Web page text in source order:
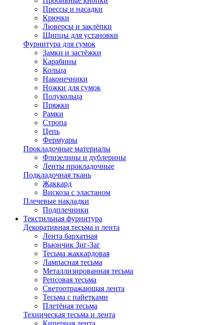
Прессы и насадки
Крючки
Люверсы и заклёпки
Щипцы для установки
Фурнитура для сумок
Замки и застёжки
Карабины
Кольца
Наконечники
Ножки для сумок
Полукольца
Пряжки
Рамки
Стропа
Цепь
Фермуары
Прокладочные материалы
Флизелины и дублерины
Ленты прокладочные
Подкладочная ткань
Жаккард
Вискоза с эластаном
Плечевые накладки
Подплечники
Текстильная фурнитура
Декоративная тесьма и лента
Лента бархатная
Вьюнчик Зиг-Заг
Тесьма жаккардовая
Лампасная тесьма
Металлизированная тесьма
Репсовая тесьма
Светоотражающая лента
Тесьма с пайетками
Плетёная тесьма
Техническая тесьма и лента
Киперная лента